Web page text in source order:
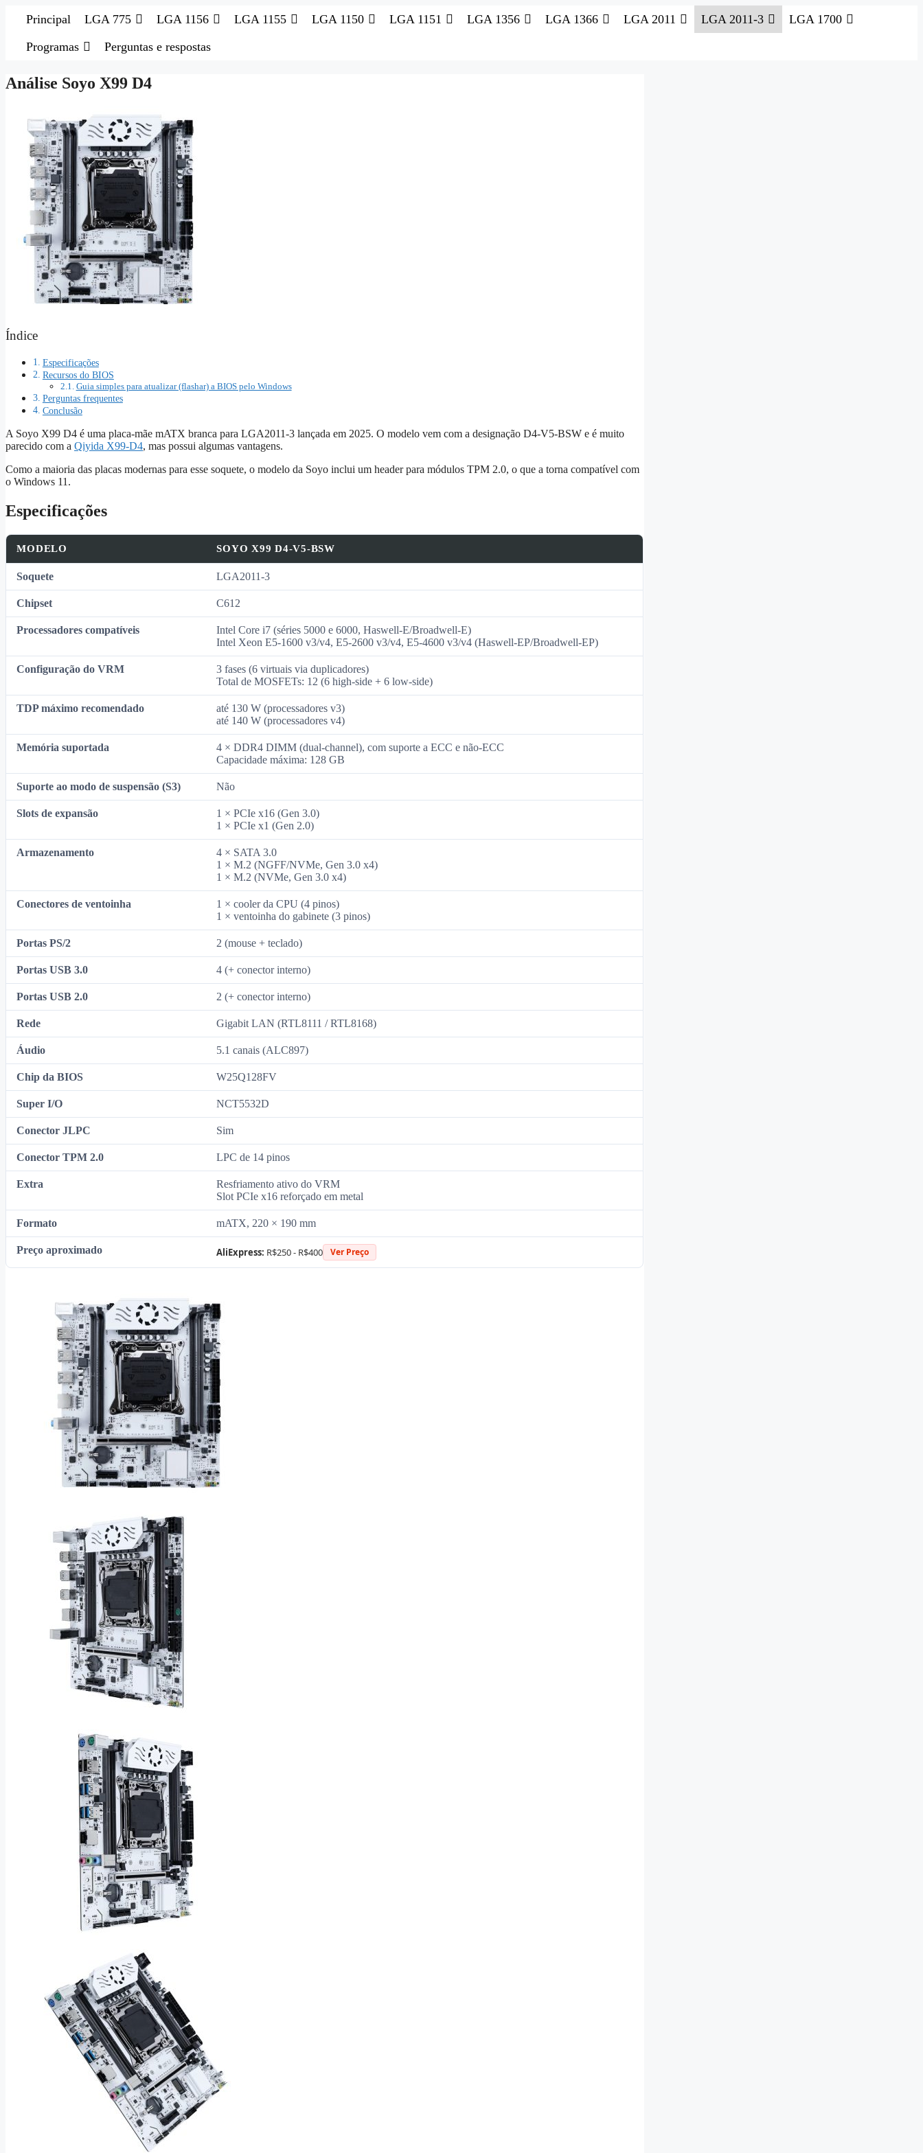
conteúdo
Principal LGA 775 LGA 1156 LGA 1155 LGA 1150 LGA 1151 LGA 1356 LGA 1366 LGA 2011 LGA 2011-3
LGA 1700
Programas
Perguntas e respostas
Análise Soyo X99 D4
Índice
Especificações
Recursos do BIOS
Guia simples para atualizar (flashar) a BIOS pelo Windows
Perguntas frequentes
Conclusão
A Soyo X99 D4 é uma placa‑mãe mATX branca para LGA2011‑3 lançada em 2025. O modelo vem com a designação D4‑V5‑BSW e é muito
parecido com a Qiyida X99‑D4, mas possui algumas vantagens.
Como a maioria das placas modernas para esse soquete, o modelo da Soyo inclui um header para módulos TPM 2.0, o que a torna compatível com
o Windows 11.
Especificações
MODELO SOYO X99 D4‑V5‑BSW
Soquete LGA2011‑3
Chipset C612
Processadores compatíveis
Intel Core i7 (séries 5000 e 6000, Haswell‑E/Broadwell‑E)
Intel Xeon E5‑1600 v3/v4, E5‑2600 v3/v4, E5‑4600 v3/v4 (Haswell‑EP/Broadwell‑EP)
Configuração do VRM
3 fases (6 virtuais via duplicadores)
Total de MOSFETs: 12 (6 high‑side + 6 low‑side)
TDP máximo recomendado
até 130 W (processadores v3)
até 140 W (processadores v4)
Memória suportada
4 × DDR4 DIMM (dual‑channel), com suporte a ECC e não‑ECC
Capacidade máxima: 128 GB
Suporte ao modo de suspensão (S3) Não
Slots de expansão
1 × PCIe x16 (Gen 3.0)
1 × PCIe x1 (Gen 2.0)
Armazenamento
4 × SATA 3.0
1 × M.2 (NGFF/NVMe, Gen 3.0 x4)
1 × M.2 (NVMe, Gen 3.0 x4)
Conectores de ventoinha
1 × cooler da CPU (4 pinos)
1 × ventoinha do gabinete (3 pinos)
Portas PS/2 2 (mouse + teclado)
Portas USB 3.0 4 (+ conector interno)
Portas USB 2.0 2 (+ conector interno)
Rede Gigabit LAN (RTL8111 / RTL8168)
Áudio 5.1 canais (ALC897)
Chip da BIOS W25Q128FV
Super I/O NCT5532D
Conector JLPC Sim
Conector TPM 2.0 LPC de 14 pinos
Extra
Resfriamento ativo do VRM
Slot PCIe x16 reforçado em metal
Formato mATX, 220 × 190 mm
Preço aproximado AliExpress: R$250 - R$400 Ver Preço